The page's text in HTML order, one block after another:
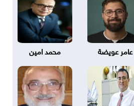
عامر عويضة محمد امين